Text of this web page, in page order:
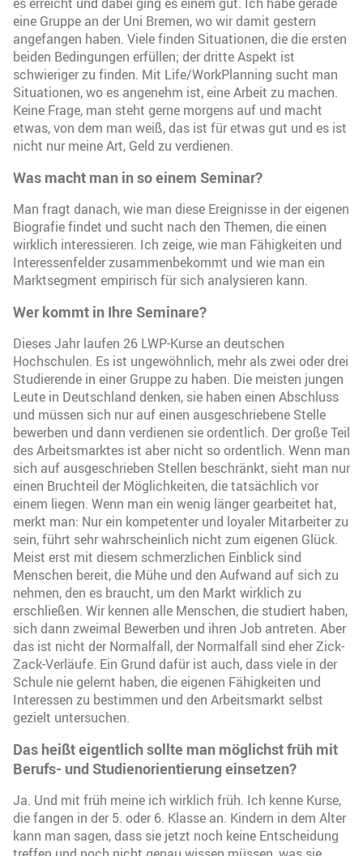
eine Gruppe an der Uni Bremen, wo wir damit gestern
angefangen haben. Viele finden Situationen, die die ersten
beiden Bedingungen erfüllen; der dritte Aspekt ist
schwieriger zu finden. Mit Life/WorkPlanning sucht man
Situationen, wo es angenehm ist, eine Arbeit zu machen.
Keine Frage, man steht gerne morgens auf und macht
etwas, von dem man weiß, das ist für etwas gut und es ist
nicht nur meine Art, Geld zu verdienen.
Was macht man in so einem Seminar?
Man fragt danach, wie man diese Ereignisse in der eigenen
Biografie findet und sucht nach den Themen, die einen
wirklich interessieren. Ich zeige, wie man Fähigkeiten und
Interessenfelder zusammenbekommt und wie man ein
Marktsegment empirisch für sich analysieren kann.
Wer kommt in Ihre Seminare?
Dieses Jahr laufen 26 LWP-Kurse an deutschen
Hochschulen. Es ist ungewöhnlich, mehr als zwei oder drei
Studierende in einer Gruppe zu haben. Die meisten jungen
Leute in Deutschland denken, sie haben einen Abschluss
und müssen sich nur auf einen ausgeschriebene Stelle
bewerben und dann verdienen sie ordentlich. Der große Teil
des Arbeitsmarktes ist aber nicht so ordentlich. Wenn man
sich auf ausgeschrieben Stellen beschränkt, sieht man nur
einen Bruchteil der Möglichkeiten, die tatsächlich vor
einem liegen. Wenn man ein wenig länger gearbeitet hat,
merkt man: Nur ein kompetenter und loyaler Mitarbeiter zu
sein, führt sehr wahrscheinlich nicht zum eigenen Glück.
Meist erst mit diesem schmerzlichen Einblick sind
Menschen bereit, die Mühe und den Aufwand auf sich zu
nehmen, den es braucht, um den Markt wirklich zu
erschließen. Wir kennen alle Menschen, die studiert haben,
sich dann zweimal Bewerben und ihren Job antreten. Aber
das ist nicht der Normalfall, der Normalfall sind eher Zick-
Zack-Verläufe. Ein Grund dafür ist auch, dass viele in der
Schule nie gelernt haben, die eigenen Fähigkeiten und
Interessen zu bestimmen und den Arbeitsmarkt selbst
gezielt untersuchen.
Das heißt eigentlich sollte man möglichst früh mit
Berufs- und Studienorientierung einsetzen?
Ja. Und mit früh meine ich wirklich früh. Ich kenne Kurse,
die fangen in der 5. oder 6. Klasse an. Kindern in dem Alter
kann man sagen, dass sie jetzt noch keine Entscheidung